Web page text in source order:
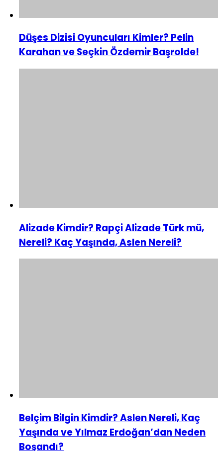
Düşes Dizisi Oyuncuları Kimler? Pelin
Karahan ve Seçkin Özdemir Başrolde!
Alizade Kimdir? Rapçi Alizade Türk mü,
Nereli? Kaç Yaşında, Aslen Nereli?
Belçim Bilgin Kimdir? Aslen Nereli, Kaç
Yaşında ve Yılmaz Erdoğan’dan Neden
Boşandı?